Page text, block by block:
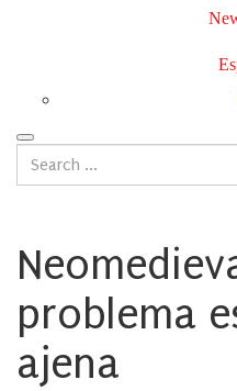
problema
ajena